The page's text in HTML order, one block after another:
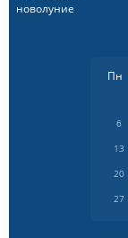
новолуние
Пн
6
13
20
27